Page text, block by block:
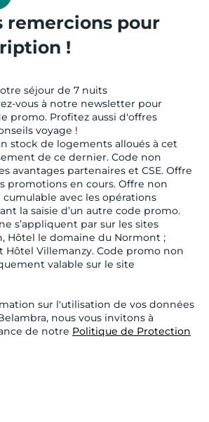
remercions pour
!
séjour de 7 nuits
vous à notre newsletter pour
promo. Profitez aussi d'offres
voyage !
stock de logements alloués à cet
de ce dernier. Code non
avantages partenaires et CSE. Offre
promotions en cours. Offre non
avec les opérations
la saisie d’un autre code promo.
s’appliquent par sur les sites
Hôtel le domaine du Normont ;
Hôtel Villemanzy. Code promo non
valable sur le site
sur l'utilisation de vos données
nous vous invitons à
de notre Politique de Protection